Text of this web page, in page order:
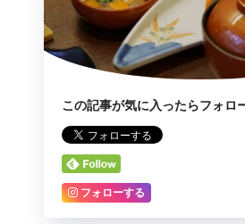
この記事が気に入ったらフォロ
フォローする